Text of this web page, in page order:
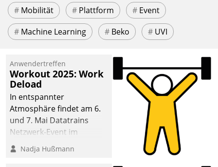
# Mobilität # Plattform # Event
# Machine Learning # Beko # UVI
Anwendertreffen
Workout 2025: Work
Deload
In entspannter
Atmosphäre findet am 6.
und 7. Mai Datatrains
Netzwerk-Event im
Kunden- und Partnerkreis
statt. Zentrale Frage: Wie
Nadja Hußmann